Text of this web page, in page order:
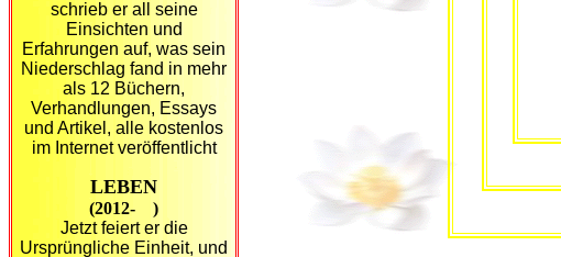
schrieb er all seine
Einsichten und
Erfahrungen auf, was sein
Niederschlag fand in mehr
als 12 Büchern,
Verhandlungen, Essays
und Artikel, alle kostenlos
im Internet veröffentlicht
LEBEN
(2012- )
Jetzt feiert er die
Ursprüngliche Einheit, und